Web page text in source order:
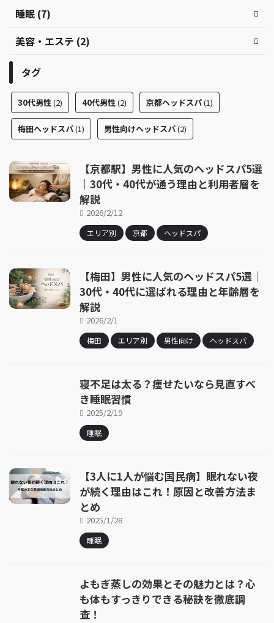
睡眠 (7)
美容・エステ (2)
タグ
30代男性(2) 40代男性(2) 京都ヘッドスパ(1)
梅田ヘッドスパ(1) 男性向けヘッドスパ(2)
【京都駅】男性に人気のヘッドスパ5選
｜30代・40代が通う理由と利用者層を
解説
2026/2/12
エリア別 京都 ヘッドスパ
【梅田】男性に人気のヘッドスパ5選｜
30代・40代に選ばれる理由と年齢層を
解説
2026/2/1
梅田 エリア別 男性向け ヘッドスパ
寝不足は太る？痩せたいなら見直すべ
き睡眠習慣
2025/2/19
睡眠
【3人に1人が悩む国民病】眠れない夜
が続く理由はこれ！原因と改善方法ま
とめ
2025/1/28
睡眠
よもぎ蒸しの効果とその魅力とは？心
も体もすっきりできる秘訣を徹底調
査！